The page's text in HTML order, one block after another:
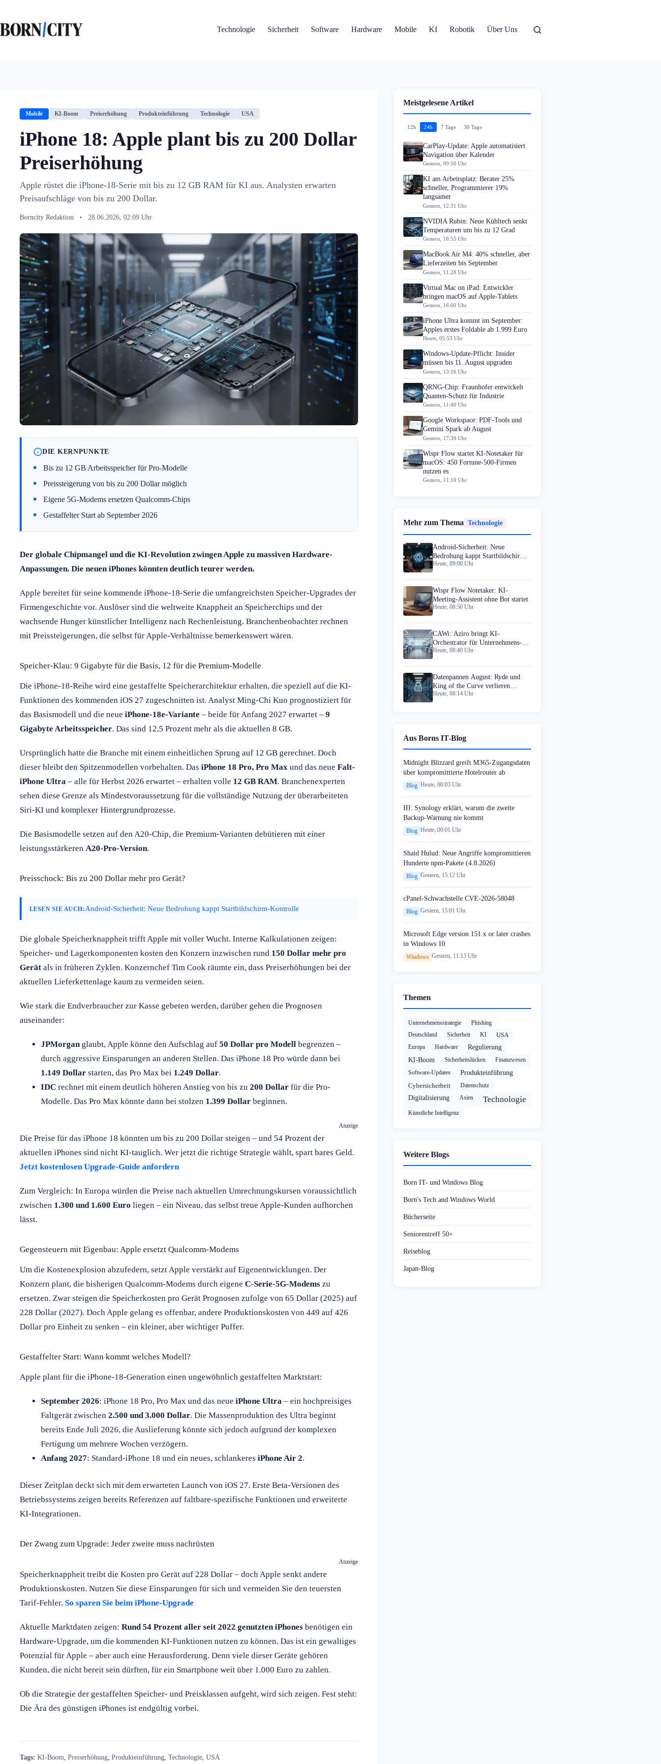
springen
Technologie
Sicherheit Software Hardware Mobile KI Robotik Über Uns
Mobile KI-Boom Preiserhöhung Produkteinführung Technologie USA
iPhone 18: Apple plant bis zu 200 Dollar
Preiserhöhung
Apple rüstet die iPhone-18-Serie mit bis zu 12 GB RAM für KI aus. Analysten erwarten
Preisaufschläge von bis zu 200 Dollar.
Borncity Redaktion • 28.06.2026, 02:09 Uhr
DIE KERNPUNKTE
Bis zu 12 GB Arbeitsspeicher für Pro-Modelle
Preissteigerung von bis zu 200 Dollar möglich
Eigene 5G-Modems ersetzen Qualcomm-Chips
Gestaffelter Start ab September 2026
Der globale Chipmangel und die KI-Revolution zwingen Apple zu massiven Hardware-
Anpassungen. Die neuen iPhones könnten deutlich teurer werden.
Apple bereitet für seine kommende iPhone-18-Serie die umfangreichsten Speicher-Upgrades der
Firmengeschichte vor. Auslöser sind die weltweite Knappheit an Speicherchips und der
wachsende Hunger künstlicher Intelligenz nach Rechenleistung. Branchenbeobachter rechnen
mit Preissteigerungen, die selbst für Apple-Verhältnisse bemerkenswert wären.
Speicher-Klau: 9 Gigabyte für die Basis, 12 für die Premium-Modelle
Die iPhone-18-Reihe wird eine gestaffelte Speicherarchitektur erhalten, die speziell auf die KI-
Funktionen des kommenden iOS 27 zugeschnitten ist. Analyst Ming-Chi Kuo prognostiziert für
das Basismodell und die neue iPhone-18e-Variante – beide für Anfang 2027 erwartet – 9
Gigabyte Arbeitsspeicher. Das sind 12,5 Prozent mehr als die aktuellen 8 GB.
Ursprünglich hatte die Branche mit einem einheitlichen Sprung auf 12 GB gerechnet. Doch
dieser bleibt den Spitzenmodellen vorbehalten. Das iPhone 18 Pro, Pro Max und das neue Falt-
iPhone Ultra – alle für Herbst 2026 erwartet – erhalten volle 12 GB RAM. Branchenexperten
sehen diese Grenze als Mindestvoraussetzung für die vollständige Nutzung der überarbeiteten
Siri-KI und komplexer Hintergrundprozesse.
Die Basismodelle setzen auf den A20-Chip, die Premium-Varianten debütieren mit einer
leistungsstärkeren A20-Pro-Version.
Preisschock: Bis zu 200 Dollar mehr pro Gerät?
LESEN SIE AUCH: Android-Sicherheit: Neue Bedrohung kappt Startbildschirm-Kontrolle
Die globale Speicherknappheit trifft Apple mit voller Wucht. Interne Kalkulationen zeigen:
Speicher- und Lagerkomponenten kosten den Konzern inzwischen rund 150 Dollar mehr pro
Gerät als in früheren Zyklen. Konzernchef Tim Cook räumte ein, dass Preiserhöhungen bei der
aktuellen Lieferkettenlage kaum zu vermeiden seien.
Wie stark die Endverbraucher zur Kasse gebeten werden, darüber gehen die Prognosen
auseinander:
JPMorganglaubt, Apple könne den Aufschlag auf 50 Dollar pro Modell begrenzen –
durch aggressive Einsparungen an anderen Stellen. Das iPhone 18 Pro würde dann bei
1.149 Dollarstarten, das Pro Max bei 1.249 Dollar.
IDC rechnet mit einem deutlich höheren Anstieg von bis zu 200 Dollarfür die Pro-
Modelle. Das Pro Max könnte dann bei stolzen 1.399 Dollarbeginnen.
Anzeige
Die Preise für das iPhone 18 könnten um bis zu 200 Dollar steigen – und 54 Prozent der
aktuellen iPhones sind nicht KI-tauglich. Wer jetzt die richtige Strategie wählt, spart bares Geld.
Jetzt kostenlosen Upgrade-Guide anfordern
Zum Vergleich: In Europa würden die Preise nach aktuellen Umrechnungskursen voraussichtlich
zwischen 1.300 und 1.600 Euro liegen – ein Niveau, das selbst treue Apple-Kunden aufhorchen
lässt.
Gegensteuern mit Eigenbau: Apple ersetzt Qualcomm-Modems
Um die Kostenexplosion abzufedern, setzt Apple verstärkt auf Eigenentwicklungen. Der
Konzern plant, die bisherigen Qualcomm-Modems durch eigene C-Serie-5G-Modems zu
ersetzen. Zwar steigen die Speicherkosten pro Gerät Prognosen zufolge von 65 Dollar (2025) auf
228 Dollar (2027). Doch Apple gelang es offenbar, andere Produktionskosten von 449 auf 426
Dollar pro Einheit zu senken – ein kleiner, aber wichtiger Puffer.
Gestaffelter Start: Wann kommt welches Modell?
Apple plant für die iPhone-18-Generation einen ungewöhnlich gestaffelten Marktstart:
September 2026: iPhone 18 Pro, Pro Max und das neue iPhone Ultra– ein hochpreisiges
Faltgerät zwischen 2.500 und 3.000 Dollar. Die Massenproduktion des Ultra beginnt
bereits Ende Juli 2026, die Auslieferung könnte sich jedoch aufgrund der komplexen
Fertigung um mehrere Wochen verzögern.
Anfang 2027: Standard-iPhone 18 und ein neues, schlankeres iPhone Air 2.
Dieser Zeitplan deckt sich mit dem erwarteten Launch von iOS 27. Erste Beta-Versionen des
Betriebssystems zeigen bereits Referenzen auf faltbare-spezifische Funktionen und erweiterte
KI-Integrationen.
Der Zwang zum Upgrade: Jeder zweite muss nachrüsten
Anzeige
Speicherknappheit treibt die Kosten pro Gerät auf 228 Dollar – doch Apple senkt andere
Produktionskosten. Nutzen Sie diese Einsparungen für sich und vermeiden Sie den teuersten
Tarif-Fehler. So sparen Sie beim iPhone-Upgrade
Aktuelle Marktdaten zeigen: Rund 54 Prozent aller seit 2022 genutzten iPhones benötigen ein
Hardware-Upgrade, um die kommenden KI-Funktionen nutzen zu können. Das ist ein gewaltiges
Potenzial für Apple – aber auch eine Herausforderung. Denn viele dieser Geräte gehören
Kunden, die nicht bereit sein dürften, für ein Smartphone weit über 1.000 Euro zu zahlen.
Ob die Strategie der gestaffelten Speicher- und Preisklassen aufgeht, wird sich zeigen. Fest steht:
Die Ära des günstigen iPhones ist endgültig vorbei.
Tags: KI-Boom Preiserhöhung Produkteinführung Technologie USA
Meistgelesene Artikel
12h 24h 7 Tage 30 Tage
CarPlay-Update: Apple automatisiert
Navigation über Kalender
Gestern, 09:50 Uhr
KI am Arbeitsplatz: Berater 25%
schneller, Programmierer 19%
langsamer
Gestern, 12:31 Uhr
NVIDIA Rubin: Neue Kühltech senkt
Temperaturen um bis zu 12 Grad
Gestern, 16:55 Uhr
MacBook Air M4: 40% schneller, aber
Lieferzeiten bis September
Gestern, 11:28 Uhr
Virtual Mac on iPad: Entwickler
bringen macOS auf Apple-Tablets
Gestern, 16:00 Uhr
iPhone Ultra kommt im September:
Apples erstes Foldable ab 1.999 Euro
Heute, 05:53 Uhr
Windows-Update-Pflicht: Insider
müssen bis 11. August upgraden
Gestern, 13:16 Uhr
QRNG-Chip: Fraunhofer entwickelt
Quanten-Schutz für Industrie
Gestern, 11:40 Uhr
Google Workspace: PDF-Tools und
Gemini Spark ab August
Gestern, 17:39 Uhr
Wispr Flow startet KI-Notetaker für
macOS: 450 Fortune-500-Firmen
nutzen es
Gestern, 11:10 Uhr
Mehr zum Thema Technologie
Android-Sicherheit: Neue
Bedrohung kappt Startbildschirm-
Kontrolle
Heute, 09:00 Uhr
Wispr Flow Notetaker: KI-
Meeting-Assistent ohne Bot startet
Heute, 08:50 Uhr
CAWi: Aziro bringt KI-
Orchestrator für Unternehmens-
Systeme
Heute, 08:40 Uhr
Datenpannen August: Ryde und
King of the Curve verlieren
Millionen Datensätze
Heute, 08:14 Uhr
Aus Borns IT-Blog
Midnight Blizzard greift M365-Zugangsdaten
über kompromittierte Hotelrouter ab
Blog Heute, 00:03 Uhr
III: Synology erklärt, warum die zweite
Backup-Warnung nie kommt
Blog Heute, 00:01 Uhr
Shaid Hulud: Neue Angriffe kompromittieren
Hunderte npm-Pakete (4.8.2026)
Blog Gestern, 15:12 Uhr
cPanel-Schwachstelle CVE-2026-58048
Blog Gestern, 15:01 Uhr
Microsoft Edge version 151.x or later crashes
in Windows 10
Windows Gestern, 11:13 Uhr
Themen
Unternehmensstrategie
Phishing
Deutschland
Sicherheit KI USA
Europa Hardware
Regulierung
KI-Boom
Sicherheitslücken
Finanzwesen
Software-Updates
Produkteinführung
Cybersicherheit
Datenschutz
Digitalisierung Asien Technologie
Künstliche Intelligenz
Weitere Blogs
Born IT- und Windows Blog
Born's Tech and Windows World
Bücherseite
Seniorentreff 50+
Reiseblog
Japan-Blog